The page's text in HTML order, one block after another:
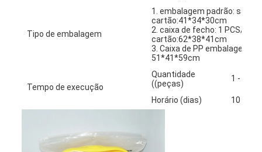
Tipo de embalagem
1. embalagem padrão: saco
cartão:41*34*30cm
2. caixa de fecho: 1 PCS/
cartão:62*38*41cm
3. Caixa de PP embalagem:
51*41*59cm
Tempo de execução
Quantidade
((peças)
1 - 100
Horário (dias) 10